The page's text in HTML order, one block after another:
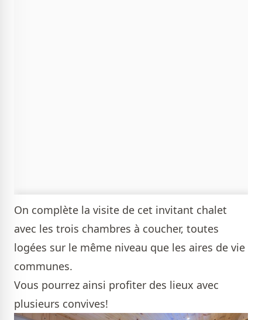
On complète la visite de cet invitant chalet
avec les trois chambres à coucher, toutes
logées sur le même niveau que les aires de vie
communes.
Vous pourrez ainsi profiter des lieux avec
plusieurs convives!